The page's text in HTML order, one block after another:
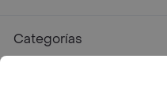
Categorías